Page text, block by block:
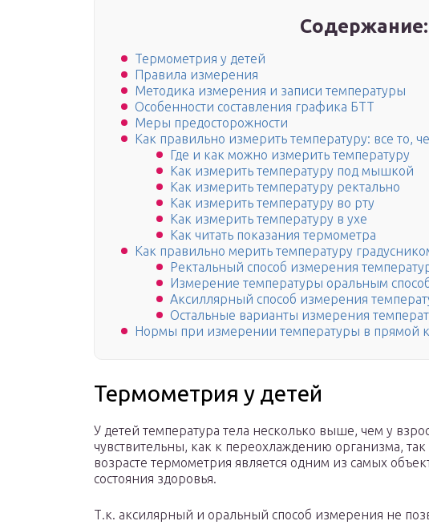
Содержание:
Термометрия у детей
Правила измерения
Методика измерения и записи температуры
Особенности составления графика БТТ
Меры предосторожности
Как правильно измерить температуру: все то,
Где и как можно измерить температуру
Как измерить температуру под мышкой
Как измерить температуру ректально
Как измерить температуру во рту
Как измерить температуру в ухе
Как читать показания термометра
Как правильно мерить температуру
Ректальный способ измерения
Измерение температуры оральным
Аксиллярный способ измерения
Остальные варианты измерения
Нормы при измерении температуры в прямой
Термометрия у детей
У детей температура тела несколько выше, чем у
чувствительны, как к переохлаждению организма,
возрасте термометрия является одним из самых
состояния здоровья.
Т.к. аксилярный и оральный способ измерения не